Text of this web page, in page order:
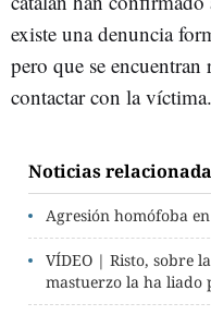
existe una denuncia
pero que se encuentran
contactar con la víctima.
Noticias
Agresión homófoba
VÍDEO | Risto, sobre
mastuerzo la ha liado